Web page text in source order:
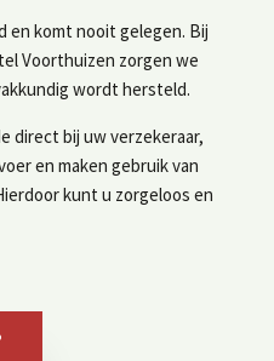
en komt nooit gelegen. Bij
Voorthuizen zorgen we
wordt hersteld.
direct bij uw verzekeraar,
en maken gebruik van
kunt u zorgeloos en